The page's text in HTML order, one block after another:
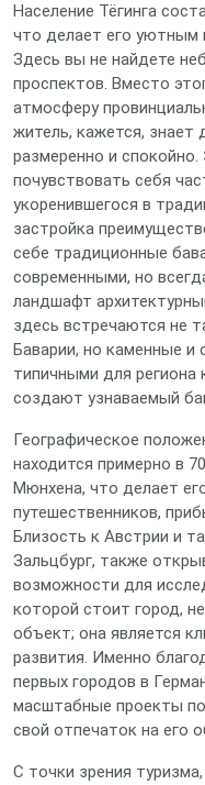
Население Тёгинга
что делает его уютным
Здесь вы не найдете
проспектов. Вместо
атмосферу
житель, кажется, знает
размеренно и
почувствовать себя
укоренившегося в
застройка
себе традиционные
современными, но
ландшафт
здесь встречаются не
Баварии, но каменные и
типичными для
создают узнаваемый
Географическое
находится примерно в
Мюнхена, что делает
путешественников,
Близость к Австрии и
Зальцбург, также
возможности для
которой стоит город,
объект; она является
развития. Именно
первых городов в
масштабные проекты
свой отпечаток на его
С точки зрения